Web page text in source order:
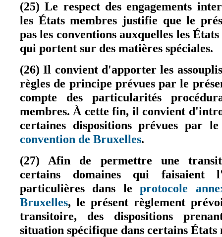
(25) Le respect des engagements
les États membres justifie que le
pas les conventions auxquelles les
qui portent sur des matières spéciales.
(26) Il convient d'apporter les
règles de principe prévues par le
compte des particularités
membres. À cette fin, il convient
certaines dispositions prévues par
convention de Bruxelles.
(27) Afin de permettre une
certains domaines qui faisaient
particulières dans leprotocole
Bruxelles (le lien est externe)
, le présent règlement
transitoire, des dispositions
situation spécifique dans certains États